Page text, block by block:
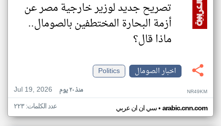
تصريح جديد لوزير خارجية مصر عن
أزمة البحارة المختطفين بالصومال..
ماذا قال؟
اخبار الصومال
Politics
Jul 19, 2026
منذ ٢٠ يوم NR49KM
سي ان ان عربي• arabic.cnn.com عدد الكلمات: ٢٢٣